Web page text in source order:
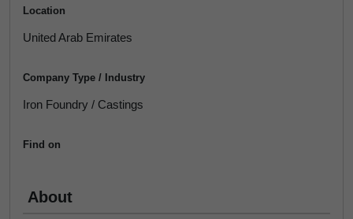
Location
United Arab Emirates
Company Type / Industry
Iron Foundry / Castings
Find on
About